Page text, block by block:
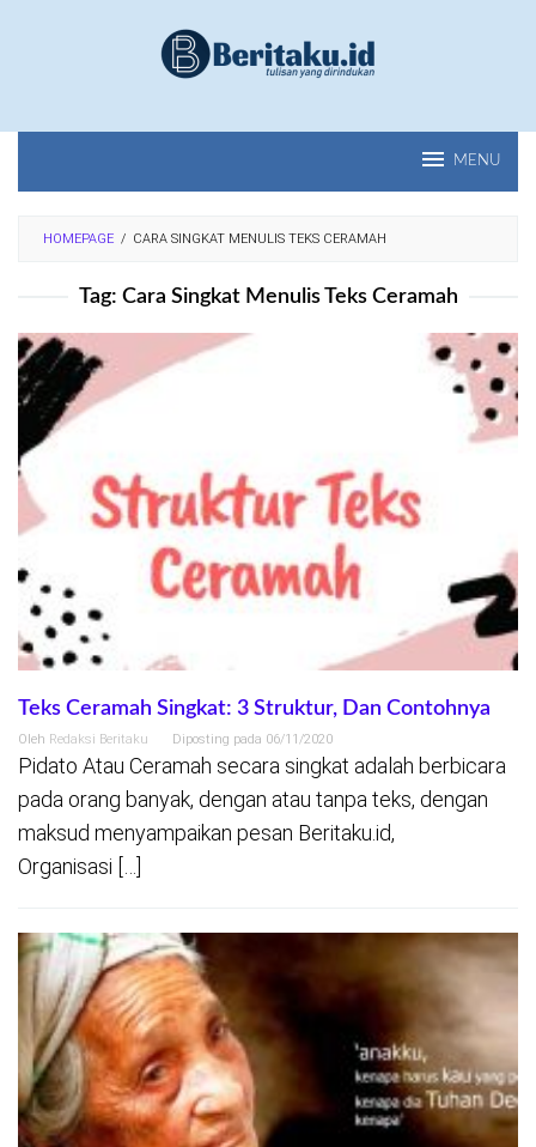
MENU
HOMEPAGE / CARA SINGKAT MENULIS TEKS CERAMAH
Tag: Cara Singkat Menulis Teks Ceramah
Teks Ceramah Singkat: 3 Struktur, Dan Contohnya
Oleh Redaksi Beritaku Diposting pada 06/11/2020
Pidato Atau Ceramah secara singkat adalah berbicara
pada orang banyak, dengan atau tanpa teks, dengan
maksud menyampaikan pesan Beritaku.id,
Organisasi […]